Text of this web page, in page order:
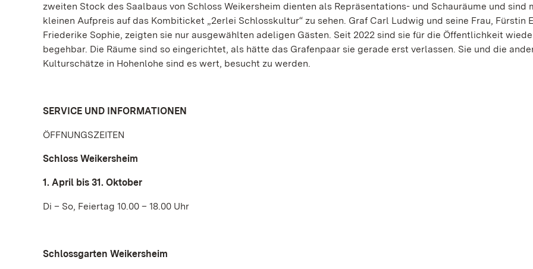
zweiten Stock des Saalbaus von Schloss Weikersheim dienten als Repräsentations- und Schauräume und sind
kleinen Aufpreis auf das Kombiticket „2erlei Schlosskultur“ zu sehen. Graf Carl Ludwig und seine Frau, Fürstin
Friederike Sophie, zeigten sie nur ausgewählten adeligen Gästen. Seit 2022 sind sie für die Öffentlichkeit
begehbar. Die Räume sind so eingerichtet, als hätte das Grafenpaar sie gerade erst verlassen. Sie und die
Kulturschätze in Hohenlohe sind es wert, besucht zu werden.
SERVICE UND INFORMATIONEN
ÖFFNUNGSZEITEN
Schloss Weikersheim
1. April bis 31. Oktober
Di – So, Feiertag 10.00 – 18.00 Uhr
Schlossgarten Weikersheim